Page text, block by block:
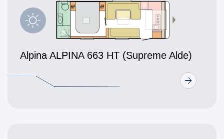
Alpina ALPINA 663 HT (Supreme Alde)